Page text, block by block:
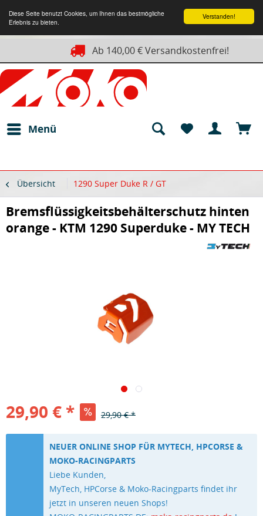
Verstanden!
Diese Seite benutzt Cookies, um Ihnen das bestmögliche
Erlebnis zu bieten.
Ab 140,00 € Versandkostenfrei!
Menü
Übersicht 1290 Super Duke R / GT
Bremsflüssigkeitsbehälterschutz hinten
orange - KTM 1290 Superduke - MY TECH
29,90 € * 29,90 € *
NEUER ONLINE SHOP FÜR MYTECH, HPCORSE &
MOKO-RACINGPARTS
Liebe Kunden,
MyTech, HPCorse & Moko-Racingparts findet ihr
jetzt in unseren neuen Shops!